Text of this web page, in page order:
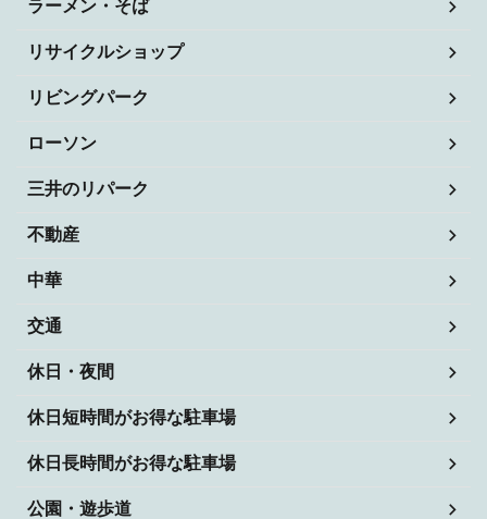
ラーメン・そば
リサイクルショップ
リビングパーク
ローソン
三井のリパーク
不動産
中華
交通
休日・夜間
休日短時間がお得な駐車場
休日長時間がお得な駐車場
公園・遊歩道